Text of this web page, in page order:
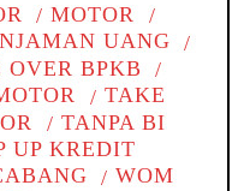
MOTOR
UANG
OVER BPKB
TAKE
TANPA BI
UP KREDIT
WOM